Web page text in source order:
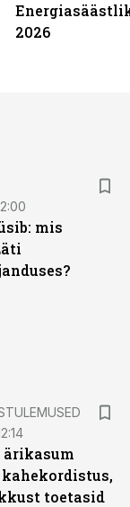
2026
mis
kahekordistus,
toetasid